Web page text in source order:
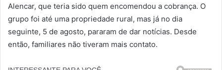
Alencar, que teria sido quem encomendou a cobrança. O
grupo foi até uma propriedade rural, mas já no dia
seguinte, 5 de agosto, pararam de dar notícias. Desde
então, familiares não tiveram mais contato.